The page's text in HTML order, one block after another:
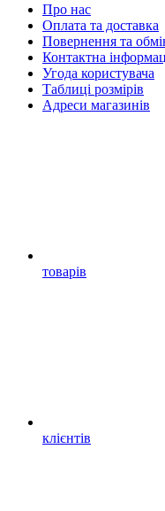
Про нас
Оплата та доставка
Повернення та
Контактна
Угода користувача
Таблиці розмірів
Адреси магазинів
товарів
клієнтів